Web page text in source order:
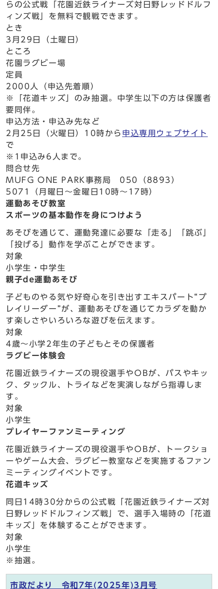
らの公式戦「花園近鉄ライナーズ対日野レッドドルフ
ィンズ戦」を無料で観戦できます。
とき
3月29日（土曜日）
ところ
花園ラグビー場
定員
2000人（申込先着順）
※「花道キッズ」のみ抽選。中学生以下の方は保護者
要同伴。
申込方法・申込み先など
2月25日（火曜日）10時から 申込専用ウェブサイト
で
※1申込み6人まで。
問合せ先
MUFG ONE PARK事務局 050（8893）
5071（月曜日～金曜日10時～17時）
運動あそび教室
スポーツの基本動作を身につけよう
あそびを通じて、運動発達に必要な「走る」「跳ぶ」
「投げる」動作を学ぶことができます。
対象
小学生・中学生
親子de運動あそび
子どものやる気や好奇心を引き出すエキスパート“プ
レイリーダー”が、運動あそびを通じてカラダを動か
す楽しさやいろいろな遊びを伝えます。
対象
4歳～小学2年生の子どもとその保護者
ラグビー体験会
花園近鉄ライナーズの現役選手やOBが、パスやキッ
ク、タックル、トライなどを実演しながら指導しま
す。
対象
小学生
プレイヤーファンミーティング
花園近鉄ライナーズの現役選手やOBが、トークショ
ーやゲーム大会、ラグビー教室などを実施するファン
ミーティングイベントです。
花道キッズ
同日14時30分からの公式戦「花園近鉄ライナーズ対
日野レッドドルフィンズ戦」で、選手入場時の「花道
キッズ」を体験することができます。
対象
小学生
※抽選。
市政だより 令和7年(2025年)3月号